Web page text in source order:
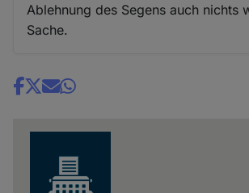
Ablehnung des Segens auch nichts
Sache.
Share